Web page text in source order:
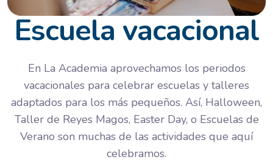
Escuela vacacional
En La Academia aprovechamos los periodos
vacacionales para celebrar escuelas y talleres
adaptados para los más pequeños. Así, Halloween,
Taller de Reyes Magos, Easter Day, o Escuelas de
Verano son muchas de las actividades que aquí
celebramos.